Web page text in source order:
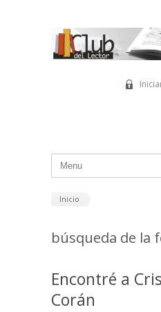
Inicio
búsqueda de la
Encontré a
Corán